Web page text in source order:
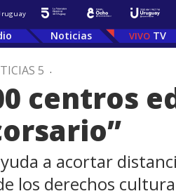
Noticias TV
5 .
centros
a acortar
los derechos